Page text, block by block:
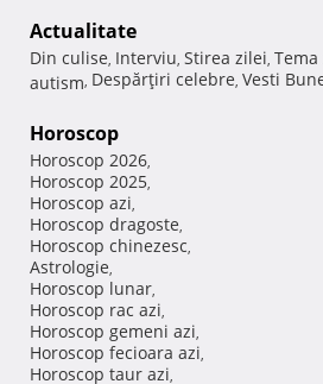
Actualitate
Din culise, Interviu, Stirea zilei,
autism, Despărţiri celebre, Vesti
Horoscop
Horoscop 2026,
Horoscop 2025,
Horoscop azi,
Horoscop dragoste,
Horoscop chinezesc,
Astrologie,
Horoscop lunar,
Horoscop rac azi,
Horoscop gemeni azi,
Horoscop fecioara azi,
Horoscop taur azi,